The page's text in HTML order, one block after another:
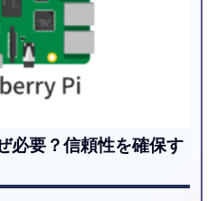
必要？信頼性を確保す